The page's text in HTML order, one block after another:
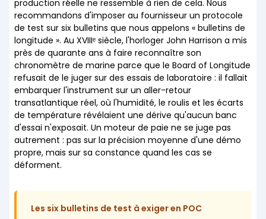
production réelle ne ressemble à rien de cela. Nous
recommandons d'imposer au fournisseur un protocole
de test sur six bulletins que nous appelons « bulletins de
longitude ». Au XVIIIᵉ siècle, l'horloger John Harrison a mis
près de quarante ans à faire reconnaître son
chronomètre de marine parce que le Board of Longitude
refusait de le juger sur des essais de laboratoire : il fallait
embarquer l'instrument sur un aller-retour
transatlantique réel, où l'humidité, le roulis et les écarts
de température révélaient une dérive qu'aucun banc
d'essai n'exposait. Un moteur de paie ne se juge pas
autrement : pas sur la précision moyenne d'une démo
propre, mais sur sa constance quand les cas se
déforment.
Les six bulletins de test à exiger en POC